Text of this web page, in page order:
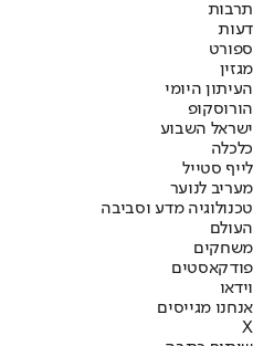
תרבות
דעות
ספורט
מגזין
העיתון היומי
הורוסקופ
ישראל השבוע
כלכלה
לייף סטייל
מעריב לנוער
טכנולוגיה מדע וסביבה
העולם
משחקים
פודקאסטים
וידאו
אנחנו מגייסים
X